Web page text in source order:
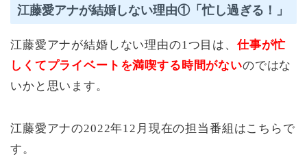
江藤愛アナが結婚しない理由①「忙し過ぎる！」
江藤愛アナが結婚しない理由の1つ目は、仕事が忙
しくてプライベートを満喫する時間がないのではな
いかと思います。
江藤愛アナの2022年12月現在の担当番組はこちらで
す。